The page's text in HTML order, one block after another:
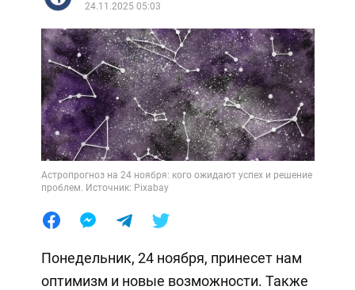
24.11.2025 05:03
Астропрогноз на 24 ноября: кого ожидают успех и решение
проблем. Источник: Pixabay
Понедельник, 24 ноября, принесет нам
оптимизм и новые возможности. Также